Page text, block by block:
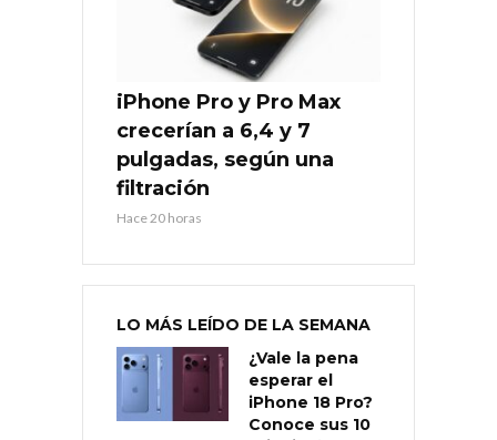
iPhone Pro y Pro Max
crecerían a 6,4 y 7
pulgadas, según una
filtración
Hace 20 horas
LO MÁS LEÍDO DE LA SEMANA
¿Vale la pena
esperar el
iPhone 18 Pro?
Conoce sus 10